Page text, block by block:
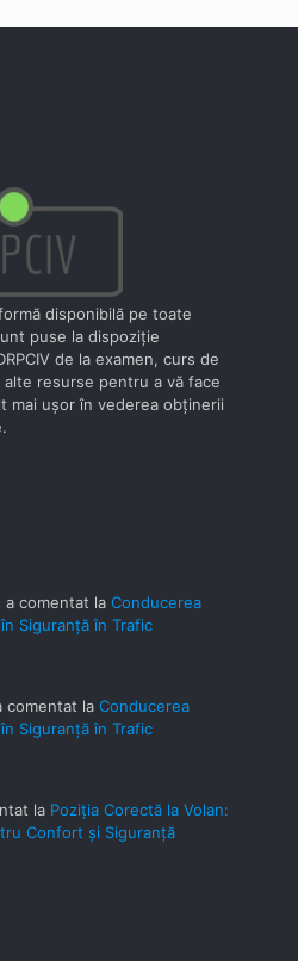
disponibilă pe toate
puse la dispoziţie
de la examen, curs de
resurse pentru a vă face
mai uşor în vederea obţinerii
a comentat la Conducerea
Siguranță în Trafic
comentat la Conducerea
Siguranță în Trafic
la Poziția Corectă la Volan:
Confort și Siguranță